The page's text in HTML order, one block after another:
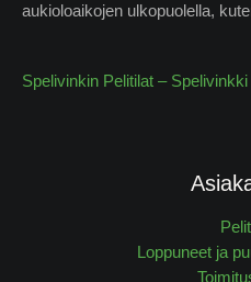
aukioloaikojen ulkopuolella,
Spelivinkin Pelitilat – Spelivinkki
Loppuneet ja